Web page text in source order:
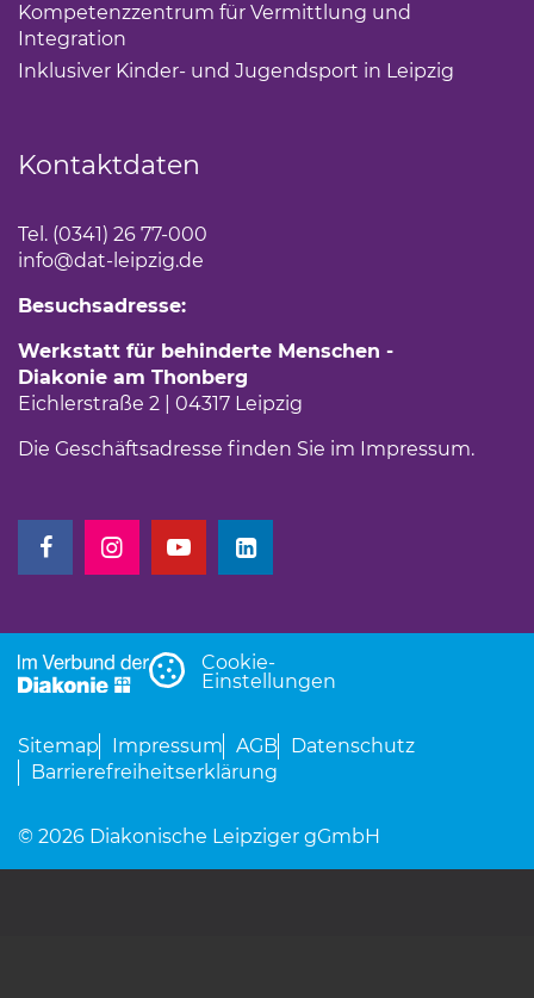
Kompetenzzentrum für Vermittlung und
Integration
Inklusiver Kinder- und Jugendsport in Leipzig
Kontaktdaten
Tel. (0341) 26 77-000
info@dat-leipzig.de
Besuchsadresse:
Werkstatt für behinderte Menschen -
Diakonie am Thonberg
Eichlerstraße 2 | 04317 Leipzig
Die Geschäftsadresse finden Sie im Impressum.
(Link öffnet einen neuen Tab)
(Link öffnet einen neuen Tab)
(Link öffnet einen neuen Tab)
(Link öffnet einen neuen Tab)
Cookie-
Einstellungen
Sitemap Impressum AGB
Datenschutz
Barrierefreiheitserklärung
© 2026 Diakonische Leipziger gGmbH